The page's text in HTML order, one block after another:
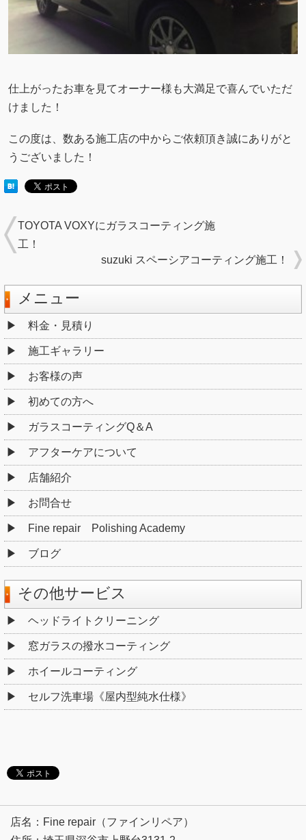
仕上がったお車を見てオーナー様も大満足で喜んでいただ
けました！
この度は、数ある施工店の中からご依頼頂き誠にありがと
うございました！
TOYOTA VOXYにガラスコーティング施
工！
suzuki スペーシアコーティング施工！
メニュー
料金・見積り
施工ギャラリー
お客様の声
初めての方へ
ガラスコーティングQ＆A
アフターケアについて
店舗紹介
お問合せ
Fine repair Polishing Academy
ブログ
その他サービス
ヘッドライトクリーニング
窓ガラスの撥水コーティング
ホイールコーティング
セルフ洗車場《屋内型純水仕様》
店名：Fine repair（ファインリペア）